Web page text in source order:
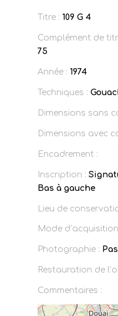
Titre : 109 G 4
Complément de
75
Année : 1974
Techniques :
Dimensions sans
Dimensions avec
Encadrement :
Inscription :
Bas à gauche
Lieu de
Mode
Photographie :
Restauration de
Commentaires :